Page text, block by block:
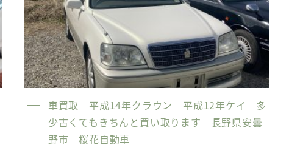
車買取 平成14年クラウン 平成12年ケイ 多
少古くてもきちんと買い取ります 長野県安曇
野市 桜花自動車